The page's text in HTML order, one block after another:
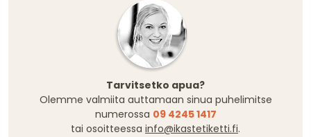
Tarvitsetko apua?
Olemme valmiita auttamaan sinua puhelimitse
numerossa 09 4245 1417
tai osoitteessa info@ikastetiketti.fi.